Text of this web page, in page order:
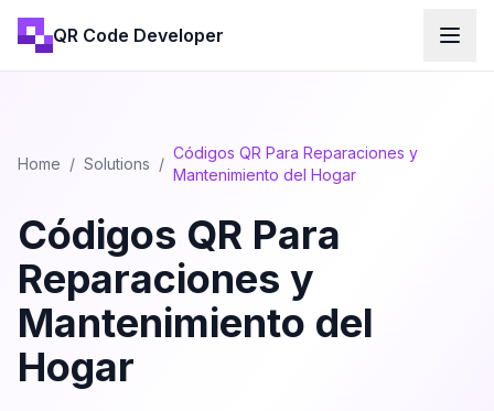
QR Code Developer
Home / Solutions /
Códigos QR Para Reparaciones y
Mantenimiento del Hogar
Códigos QR Para
Reparaciones y
Mantenimiento del
Hogar